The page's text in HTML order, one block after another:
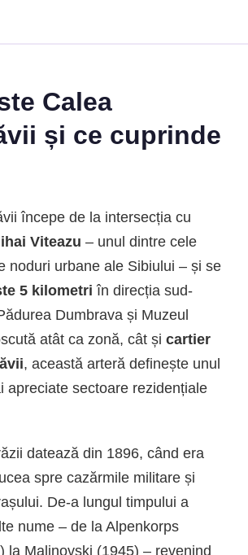
Calea
și ce cuprinde
începe de la intersecția cu
Viteazu – unul dintre cele
noduri urbane ale Sibiului – și se
5 kilometri în direcția sud-
Dumbrava și Muzeul
atât ca zonă, cât șicartier
, această arteră definește unul
apreciate sectoare rezidențiale
datează din 1896, când era
spre cazărmile militare și
De-a lungul timpului a
nume – de la Alpenkorps
la Malinovski (1945) – revenind